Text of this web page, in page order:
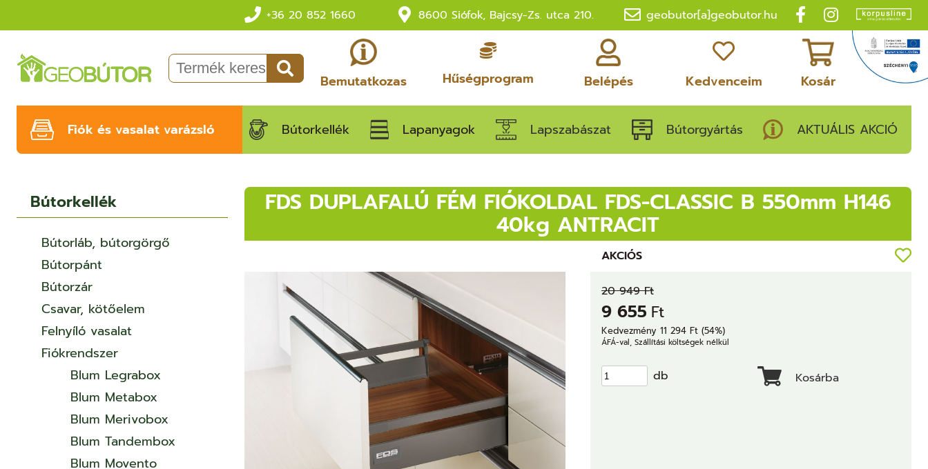
+36 20 852 1660 8600 Siófok, Bajcsy-Zs. utca 210. geobutor[a]geobutor.hu
Bemutatkozas Hűségprogram Belépés Kedvenceim Kosár
Fiók és vasalat varázsló Bútorkellék Lapanyagok Lapszabászat Bútorgyártás AKTUÁLIS AKCIÓ
Bútorkellék
Bútorláb, bútorgörgő
Bútorpánt
Bútorzár
Csavar, kötőelem
Felnyíló vasalat
Fiókrendszer
Blum Legrabox
Blum Metabox
Blum Merivobox
Blum Tandembox
Blum Movento
FDS DUPLAFALÚ FÉM FIÓKOLDAL FDS-CLASSIC B 550mm H146
40kg ANTRACIT
AKCIÓS
20 949 Ft
9 655 Ft
Kedvezmény 11 294 Ft (54%)
ÁFÁ-val, Szállítási költségek nélkül
db Kosárba